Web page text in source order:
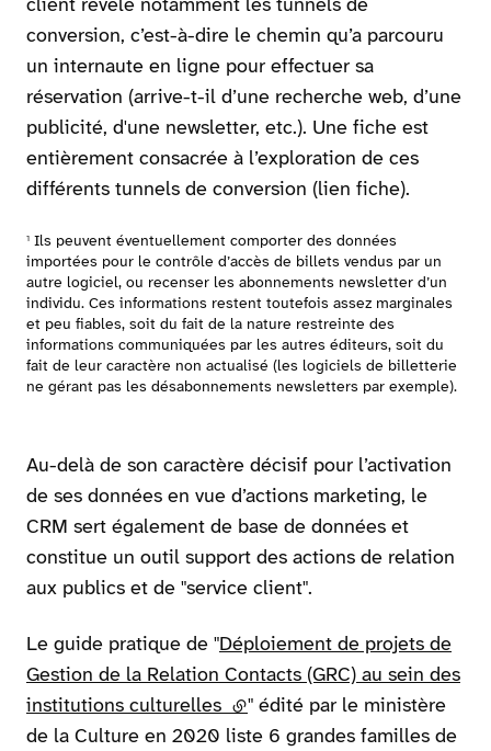
conversion, c’est-à-dire le chemin qu’a parcouru
un internaute en ligne pour effectuer sa
réservation (arrive-t-il d’une recherche web, d’une
publicité, d'une newsletter, etc.). Une fiche est
entièrement consacrée à l’exploration de ces
différents tunnels de conversion (lien fiche).
1 Ils peuvent éventuellement comporter des données
importées pour le contrôle d’accès de billets vendus par un
autre logiciel, ou recenser les abonnements newsletter d’un
individu. Ces informations restent toutefois assez marginales
et peu fiables, soit du fait de la nature restreinte des
informations communiquées par les autres éditeurs, soit du
fait de leur caractère non actualisé (les logiciels de billetterie
ne gérant pas les désabonnements newsletters par exemple).
Au-delà de son caractère décisif pour l’activation
de ses données en vue d’actions marketing, le
CRM sert également de base de données et
constitue un outil support des actions de relation
aux publics et de "service client".
Le guide pratique de "Déploiement de projets de
Gestion de la Relation Contacts (GRC) au sein des
institutions culturelles (lien externe)
" édité par le ministère
de la Culture en 2020 liste 6 grandes familles de